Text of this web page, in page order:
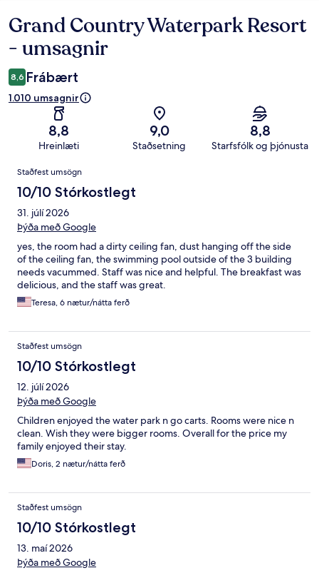
Umsagnir
Grand Country Waterpark Resort
- umsagnir
8,6 Frábært
1.010 umsagnir
8,8
Hreinlæti
9,0
Staðsetning
8,8
Starfsfólk og þjónusta
Umsagnir
Staðfest umsögn
10/10 Stórkostlegt
31. júlí 2026
Þýða með Google
yes, the room had a dirty ceiling fan, dust hanging off the side
of the ceiling fan, the swimming pool outside of the 3 building
needs vacummed. Staff was nice and helpful. The breakfast was
delicious, and the staff was great.
Teresa, 6 nætur/nátta ferð
Staðfest umsögn
10/10 Stórkostlegt
12. júlí 2026
Þýða með Google
Children enjoyed the water park n go carts. Rooms were nice n
clean. Wish they were bigger rooms. Overall for the price my
family enjoyed their stay.
Doris, 2 nætur/nátta ferð
Staðfest umsögn
10/10 Stórkostlegt
13. maí 2026
Þýða með Google